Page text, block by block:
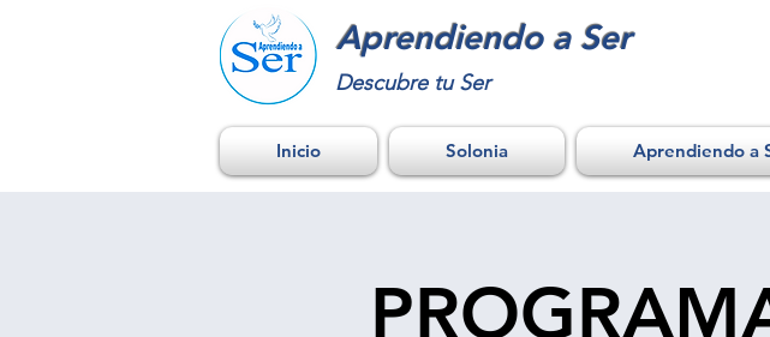
Aprendiendo a Ser
Descubre tu Ser
Inicio Solonia Aprendiendo a